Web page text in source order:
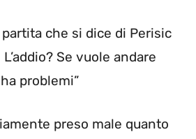
partita che si dice di Perisic
Se vuole andare
problemi”
preso male quanto